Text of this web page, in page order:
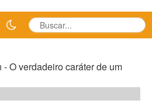
O verdadeiro caráter de um